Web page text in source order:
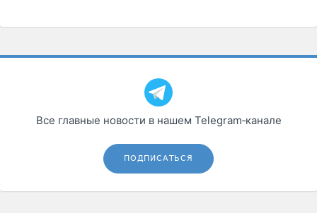
Все главные новости в нашем Telegram‑канале
ПОДПИСАТЬСЯ